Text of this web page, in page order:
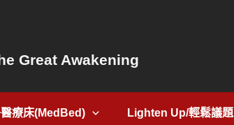
Great Awakening
療床(MedBed) Lighten Up/輕鬆議題